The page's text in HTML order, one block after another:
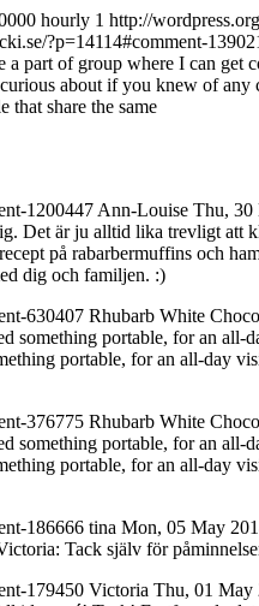
hourly 1 http://
?p=14114#comment-
of group where I can get
about if you knew of
that share the same
1200447 Ann-Louise Thu, 30
Det är ju alltid lika trevligt
på rabarbermuffins och
dig och familjen. :)
630407 Rhubarb White
something portable, for an all-
portable, for an all-day
376775 Rhubarb White
something portable, for an all-
portable, for an all-day
186666 tina Mon, 05 May
Tack själv för
179450 Victoria Thu, 01 May